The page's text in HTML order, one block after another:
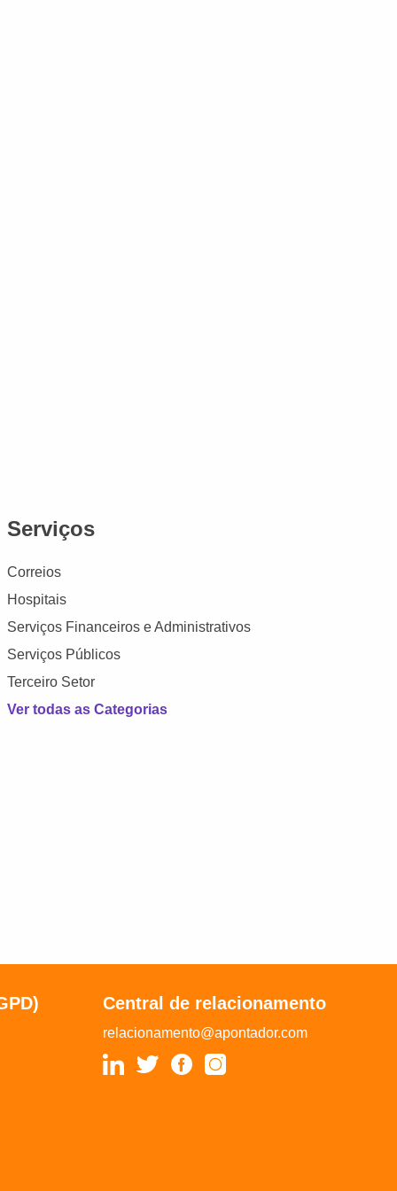
Serviços
Correios
Hospitais
Serviços Financeiros e Administrativos
Serviços Públicos
Terceiro Setor
Ver todas as Categorias
Central de relacionamento
relacionamento@apontador.com